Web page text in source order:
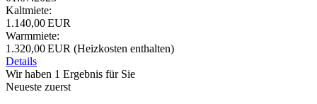
Kaltmiete:
1.140,00 EUR
Warmmiete:
1.320,00 EUR (Heizkosten enthalten)
Details
Wir haben 1 Ergebnis für Sie
Neueste zuerst